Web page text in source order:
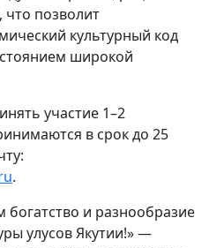
что позволит
культурный код
широкой
участие 1–2
в срок до 25
.
богатство и разнообразие
улусов Якутии!» —